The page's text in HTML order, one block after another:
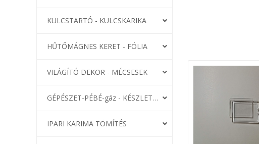
KULCSTARTÓ - KULCSKARIKA
HŰTŐMÁGNES KERET - FÓLIA
VILÁGÍTÓ DEKOR - MÉCSESEK
GÉPÉSZET-PÉBÉ-gáz - KÉSZLETEK
IPARI KARIMA TÖMÍTÉS